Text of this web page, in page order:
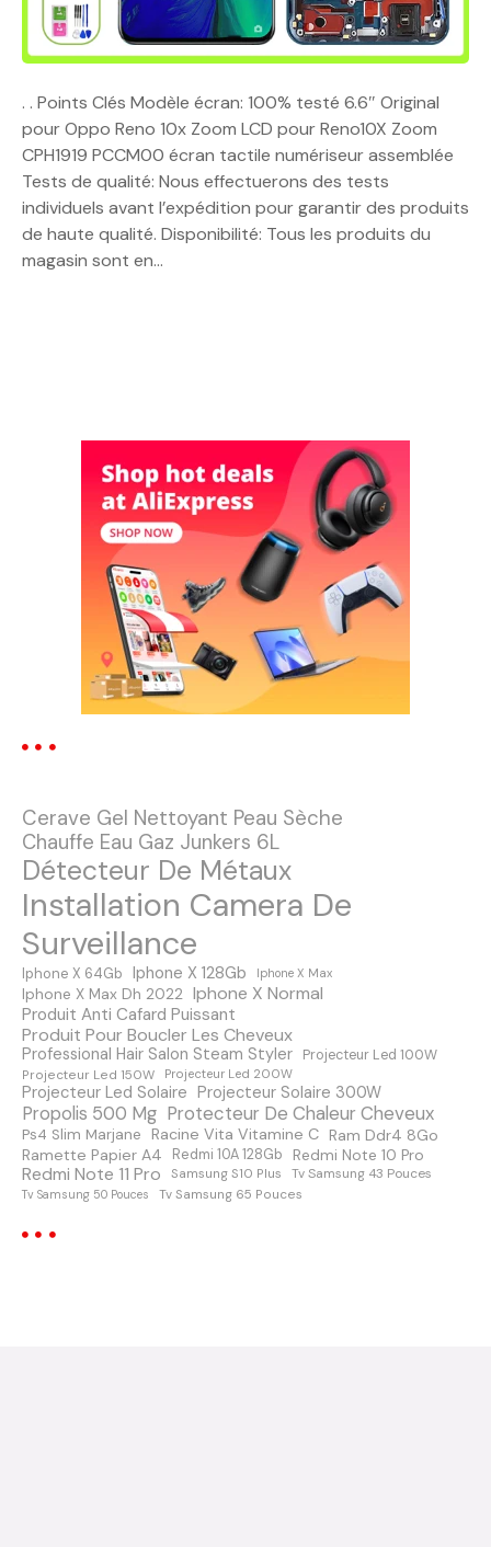
. . Points Clés Modèle écran: 100% testé 6.6″ Original
pour Oppo Reno 10x Zoom LCD pour Reno10X Zoom
CPH1919 PCCM00 écran tactile numériseur assemblée
Tests de qualité: Nous effectuerons des tests
individuels avant l’expédition pour garantir des produits
de haute qualité. Disponibilité: Tous les produits du
magasin sont en…
o
d
e
s
m
e
s
s
a
g
e
Cerave Gel Nettoyant Peau Sèche
Chauffe Eau Gaz Junkers 6L
Détecteur De Métaux
Installation Camera De
Surveillance
Iphone X 64Gb Iphone X 128Gb Iphone X Max
Iphone X Max Dh 2022 Iphone X Normal
Produit Anti Cafard Puissant
Produit Pour Boucler Les Cheveux
Professional Hair Salon Steam Styler
Projecteur Led 100W
Projecteur Led 150W
Projecteur Led 200W
Projecteur Led Solaire Projecteur Solaire 300W
Propolis 500 Mg Protecteur De Chaleur Cheveux
Ps4 Slim Marjane Racine Vita Vitamine C Ram Ddr4 8Go
Ramette Papier A4
Redmi 10A 128Gb Redmi Note 10 Pro
Redmi Note 11 Pro Samsung S10 Plus Tv Samsung 43 Pouces
Tv Samsung 50 Pouces Tv Samsung 65 Pouces